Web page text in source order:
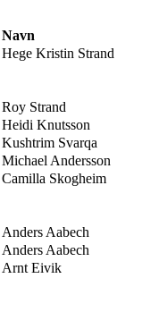
Navn
Hege Kristin Strand
Roy Strand
Heidi Knutsson
Kushtrim Svarqa
Michael Andersson
Camilla Skogheim
Anders Aabech
Anders Aabech
Arnt Eivik